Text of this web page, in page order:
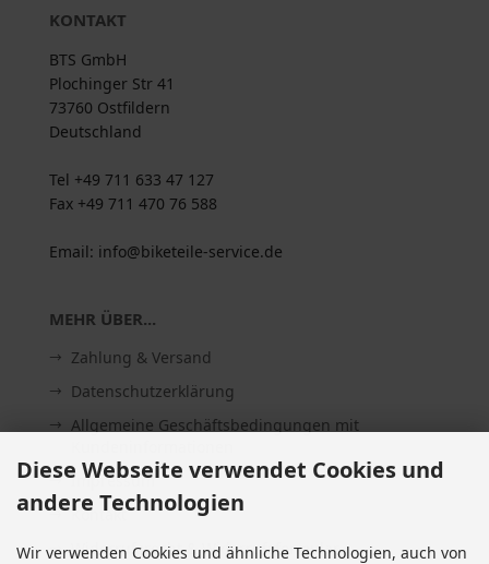
KONTAKT
BTS GmbH
Plochinger Str 41
73760 Ostfildern
Deutschland
Tel +49 711 633 47 127
Fax +49 711 470 76 588
Email: info@biketeile-service.de
MEHR ÜBER...
Zahlung & Versand
Datenschutzerklärung
Allgemeine Geschäftsbedingungen mit
Impressum
Kontakt
Widerrufsrecht & Widerrufsformular
Diese Webseite verwendet Cookies und
andere Technologien
Wir verwenden Cookies und ähnliche Technologien, auch von